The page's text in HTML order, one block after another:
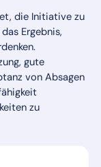
die Initiative zu
Ergebnis,
gute
von Absagen
zu